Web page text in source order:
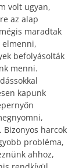
volt ugyan,
az alap
maradtak
elmenni,
befolyásolták
menni.
kapunk
harcok
probléma,
ahhoz,